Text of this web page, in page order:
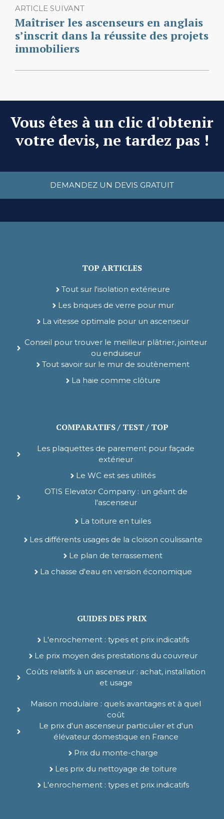
ARTICLE SUIVANT
Maîtriser les ascenseurs en anglais
s’inscrit dans la réussite des projets
immobiliers
Vous êtes à un clic d'obtenir
votre devis, ne tardez pas !
DEMANDEZ UN DEVIS GRATUIT
TOP ARTICLES
Tout sur l'isolation extérieure
Les briques de verre pour mur
La vitesse optimale pour un ascenseur
Conseil pour trouver le meilleur plâtrier, jointeur
ou enduiseur
Tout savoir sur le mur de soutènement
La haie comme clôture
COMPARATIFS / TEST / TOP
Les plaquettes de parement pour façade
extérieur
Le WC est ses utilités
OTIS Elevator Company : un géant de
l'ascenseur
La toiture en tuiles
Les différents usages de la cloison coulissante
Le plan de terrassement
La chasse d'eau en version économique
GUIDES DES PRIX
L'enrochement : types et prix indicatifs
Le prix moyen des prestations du couvreur
Coûts relatifs à un ascenseur : achat, installation
et usage
Maison modulaire : quels avantages et à quel
coût
Le prix d'un ascenseur particulier et d'un
élévateur domestique en France
Prix du monte-charge
Les prix du nettoyage de toiture
L'enrochement : types et prix indicatifs